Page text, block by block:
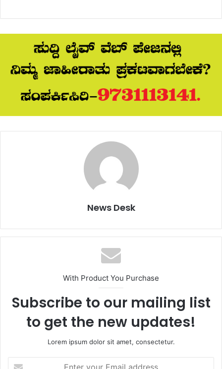
News Desk
With Product You Purchase
Subscribe to our mailing list
to get the new updates!
Lorem ipsum dolor sit amet, consectetur.